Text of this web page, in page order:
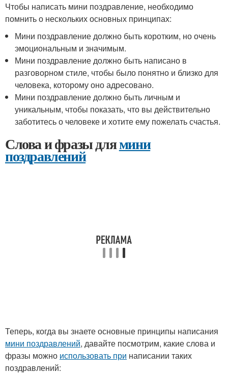
Чтобы написать мини поздравление, необходимо
помнить о нескольких основных принципах:
Мини поздравление должно быть коротким, но очень
эмоциональным и значимым.
Мини поздравление должно быть написано в
разговорном стиле, чтобы было понятно и близко для
человека, которому оно адресовано.
Мини поздравление должно быть личным и
уникальным, чтобы показать, что вы действительно
заботитесь о человеке и хотите ему пожелать счастья.
Слова и фразы длямини
поздравлений
Теперь, когда вы знаете основные принципы написания
мини поздравлений, давайте посмотрим, какие слова и
фразы можно использовать при написании таких
поздравлений: